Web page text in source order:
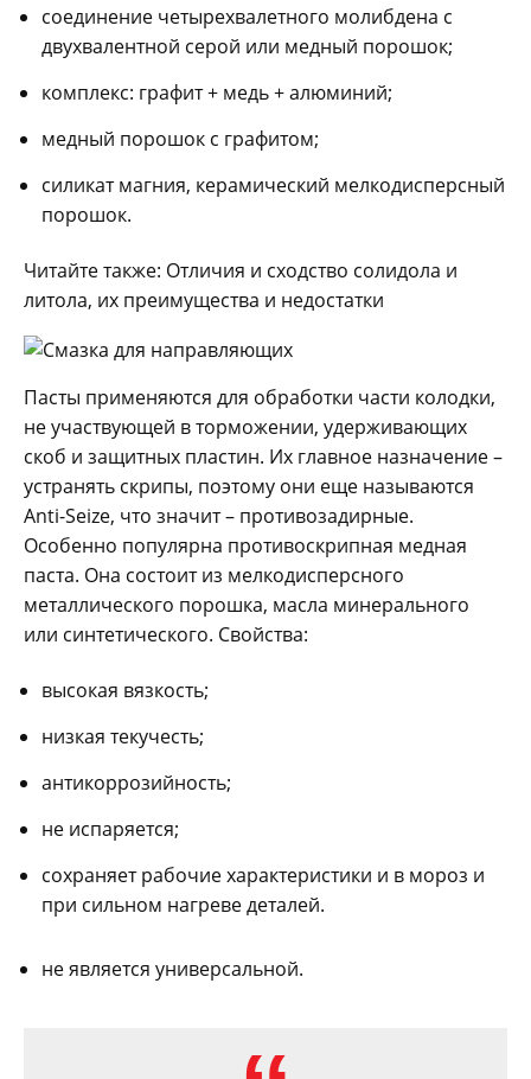
соединение четырехвалетного молибдена с
двухвалентной серой или медный порошок;
комплекс: графит + медь + алюминий;
медный порошок с графитом;
силикат магния, керамический мелкодисперсный
порошок.
Читайте также: Отличия и сходство солидола и
литола, их преимущества и недостатки
Пасты применяются для обработки части колодки,
не участвующей в торможении, удерживающих
скоб и защитных пластин. Их главное назначение –
устранять скрипы, поэтому они еще называются
Anti-Seize, что значит – противозадирные.
Особенно популярна противоскрипная медная
паста. Она состоит из мелкодисперсного
металлического порошка, масла минерального
или синтетического. Свойства:
высокая вязкость;
низкая текучесть;
антикоррозийность;
не испаряется;
сохраняет рабочие характеристики и в мороз и
при сильном нагреве деталей.
не является универсальной.